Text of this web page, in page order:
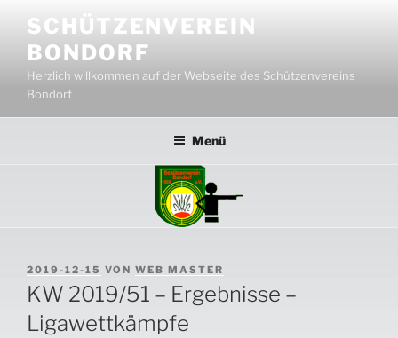
Inhalt
springen
SCHÜTZENVEREIN
BONDORF
Herzlich willkommen auf der Webseite des Schützenvereins
Bondorf
Menü
VERÖFFENTLICHT
AM
2019-12-15 VON WEB MASTER
KW 2019/51 – Ergebnisse –
Ligawettkämpfe